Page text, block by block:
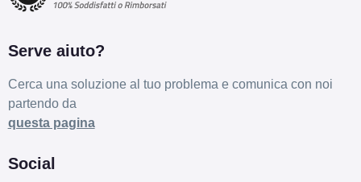
Serve aiuto?
Cerca una soluzione al tuo problema e comunica con noi
partendo da
questa pagina
Social